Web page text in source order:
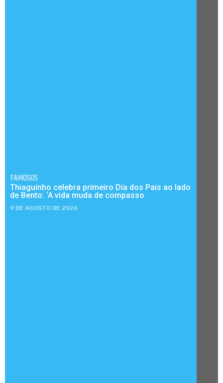
FAMOSOS
Thiaguinho celebra primeiro Dia dos Pais ao lado
de Bento: ‘A vida muda de compasso
9 DE AGOSTO DE 2026